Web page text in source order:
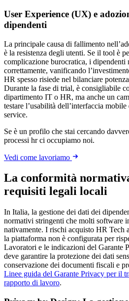
User Experience (UX) e
dipendenti
La principale causa di fallimento
è la resistenza degli utenti. Se il tool è
complicazione burocratica, i dipendenti
correttamente, vanificando
HR spesso risiede nel bilanciare
Durante la fase di trial, è consigliabile
dipartimento IT o HR, ma anche un
testare l’usabilità dell’interfaccia
service.
Se è un profilo che stai cercando
processi hr ci occupiamo noi.
Vedi come lavoriamo
La conformità
requisiti legali locali
In Italia, la gestione dei dati dei
normativi stringenti che molti software
nativamente. I rischi acquisto HR Tech
la piattaforma non è configurata per
Lavoratori e le indicazioni del Garante
deve garantire la protezione dei dati
conservazione dei documenti fiscali e
Linee guida del Garante Privacy per il
rapporto di lavoro.